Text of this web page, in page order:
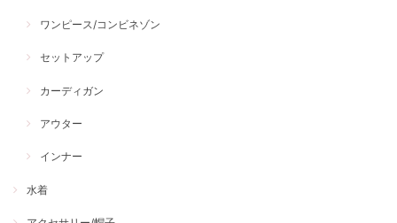
ワンピース/コンビネゾン
セットアップ
カーディガン
アウター
インナー
水着